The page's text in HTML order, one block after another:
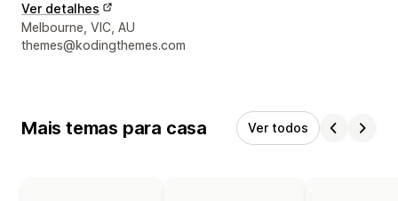
Ver detalhes
Detalhes de contacto do designer
Melbourne, VIC, AU
themes@kodingthemes.com
Mais temas para casa Ver todos